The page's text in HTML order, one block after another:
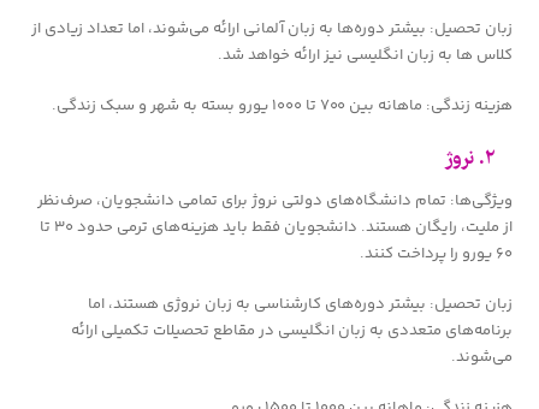
زبان تحصیل: بیشتر دوره‌ها به زبان آلمانی ارائه می‌شوند، اما تعداد زیادی از
کلاس ها به زبان انگلیسی نیز ارائه خواهد شد.
هزینه زندگی: ماهانه بین ۷۰۰ تا ۱۰۰۰ یورو بسته به شهر و سبک زندگی.
۲. نروژ
ویژگی‌ها: تمام دانشگاه‌های دولتی نروژ برای تمامی دانشجویان، صرف‌نظر
از ملیت، رایگان هستند. دانشجویان فقط باید هزینه‌های ترمی حدود ۳۰ تا
۶۰ یورو را پرداخت کنند.
زبان تحصیل: بیشتر دوره‌های کارشناسی به زبان نروژی هستند، اما
برنامه‌های متعددی به زبان انگلیسی در مقاطع تحصیلات تکمیلی ارائه
می‌شوند.